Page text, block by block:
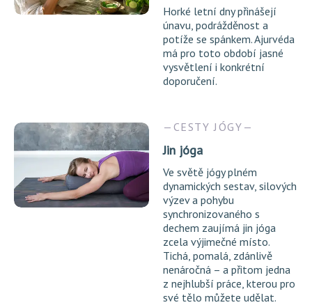
Horké letní dny přinášejí
únavu, podrážděnost a
potíže se spánkem. Ajurvéda
má pro toto období jasné
vysvětlení i konkrétní
doporučení.
CESTY JÓGY
Jin jóga
Ve světě jógy plném
dynamických sestav, silových
výzev a pohybu
synchronizovaného s
dechem zaujímá jin jóga
zcela výjimečné místo.
Tichá, pomalá, zdánlivě
nenáročná – a přitom jedna
z nejhlubší práce, kterou pro
své tělo můžete udělat.